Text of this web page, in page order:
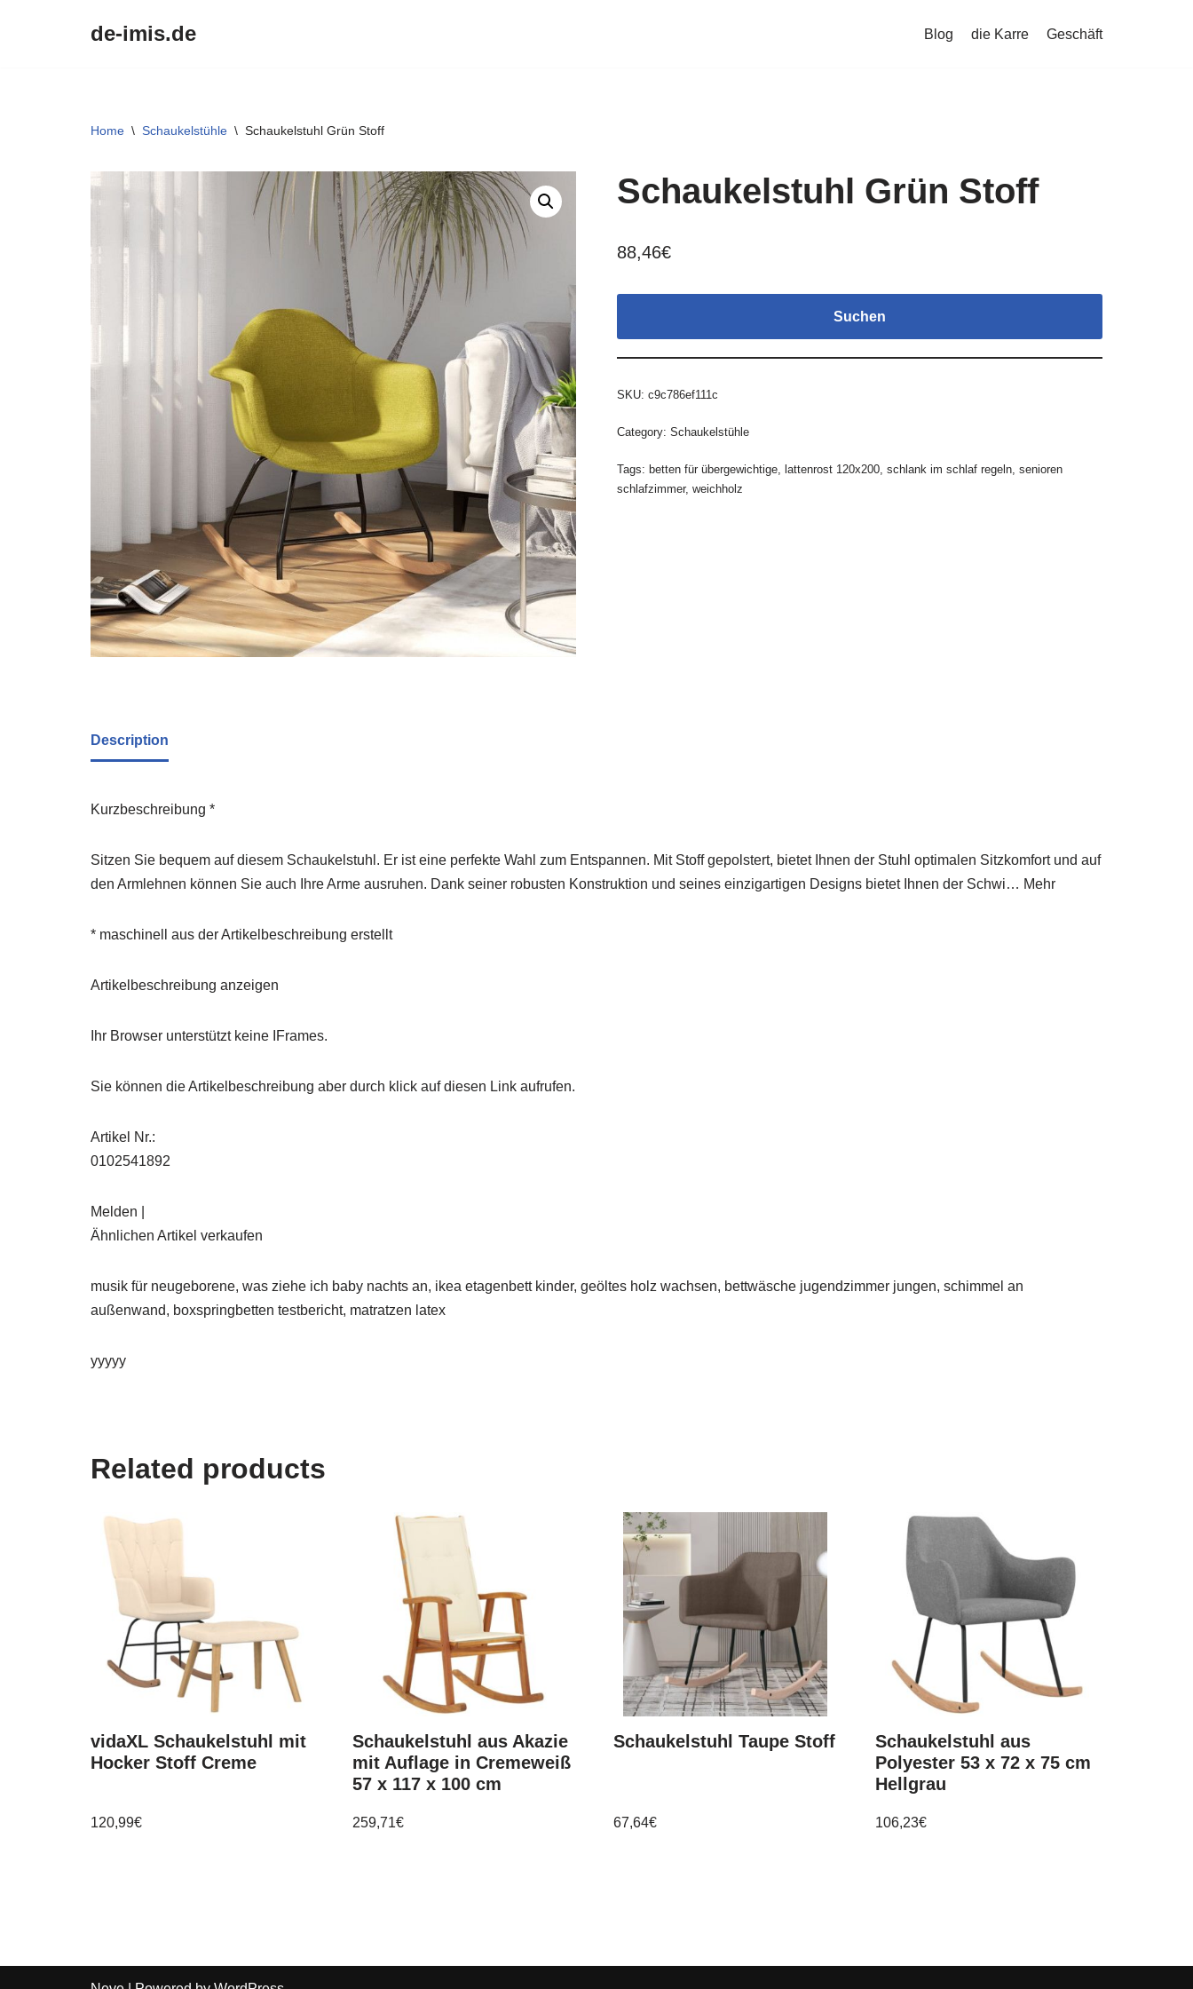
de-imis.de Blog die Karre Geschäft
Home \ Schaukelstühle \ Schaukelstuhl Grün Stoff
Schaukelstuhl Grün Stoff
88,46€
Suchen
SKU: c9c786ef111c
Category: Schaukelstühle
Tags: betten für übergewichtige, lattenrost 120x200, schlank im schlaf regeln, senioren
schlafzimmer, weichholz
Description
Kurzbeschreibung *
Sitzen Sie bequem auf diesem Schaukelstuhl. Er ist eine perfekte Wahl zum Entspannen. Mit Stoff gepolstert, bietet Ihnen der Stuhl optimalen Sitzkomfort und auf
den Armlehnen können Sie auch Ihre Arme ausruhen. Dank seiner robusten Konstruktion und seines einzigartigen Designs bietet Ihnen der Schwi… Mehr
* maschinell aus der Artikelbeschreibung erstellt
Artikelbeschreibung anzeigen
Ihr Browser unterstützt keine IFrames.
Sie können die Artikelbeschreibung aber durch klick auf diesen Link aufrufen.
Artikel Nr.:
0102541892
Melden |
Ähnlichen Artikel verkaufen
musik für neugeborene, was ziehe ich baby nachts an, ikea etagenbett kinder, geöltes holz wachsen, bettwäsche jugendzimmer jungen, schimmel an
außenwand, boxspringbetten testbericht, matratzen latex
yyyyy
Related products
vidaXL Schaukelstuhl mit
Hocker Stoff Creme
120,99€
Schaukelstuhl aus Akazie
mit Auflage in Cremeweiß
57 x 117 x 100 cm
259,71€
Schaukelstuhl Taupe Stoff
67,64€
Schaukelstuhl aus
Polyester 53 x 72 x 75 cm
Hellgrau
106,23€